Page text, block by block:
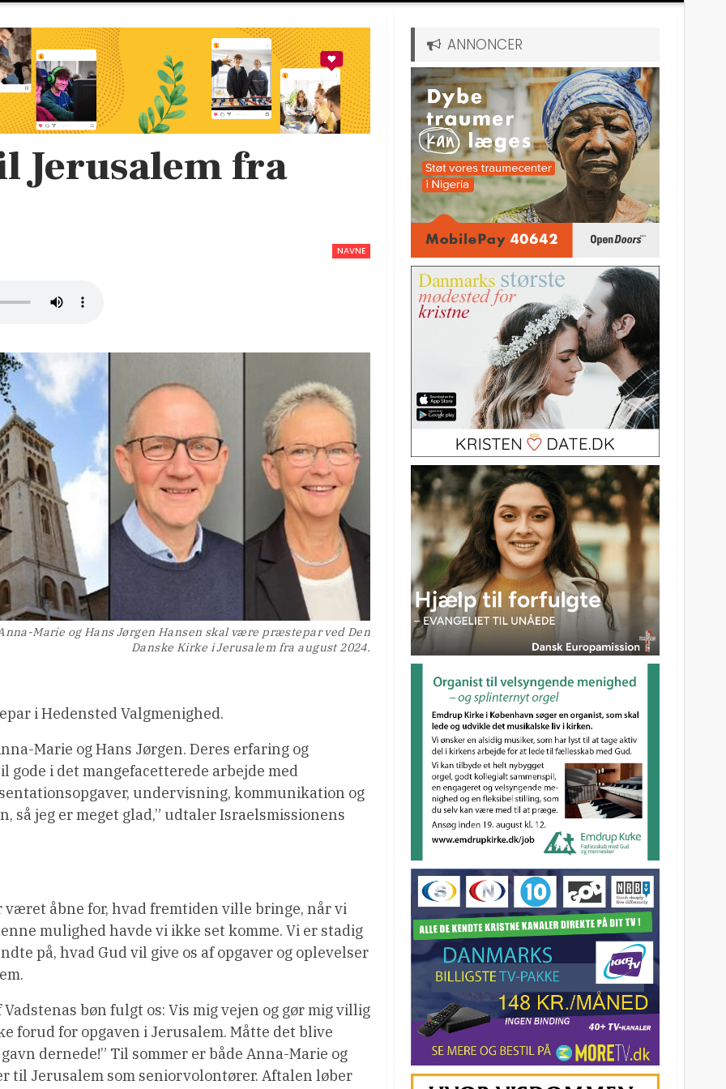
Jerusalem fra
NAVNE
Marie og Hans Jørgen Hansen skal være præstepar ved Den
Danske Kirke i Jerusalem fra august 2024.
i Hedensted Valgmenighed.
Marie og Hans Jørgen. Deres erfaring og
i det mangefacetterede arbejde med
undervisning, kommunikation og
så jeg er meget glad,” udtaler Israelsmissionens
været åbne for, hvad fremtiden ville bringe, når vi
mulighed havde vi ikke set komme. Vi er stadig
på, hvad Gud vil give os af opgaver og oplevelser
bøn fulgt os: Vis mig vejen og gør mig villig
forud for opgaven i Jerusalem. Måtte det blive
dernede!” Til sommer er både Anna-Marie og
til Jerusalem som seniorvolontører. Aftalen løber
ANNONCER